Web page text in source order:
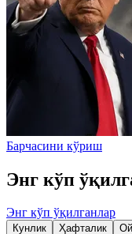
Барчасини кўриш
Энг кўп
Энг кўп ўқилганлар
Кунлик Ҳафталик